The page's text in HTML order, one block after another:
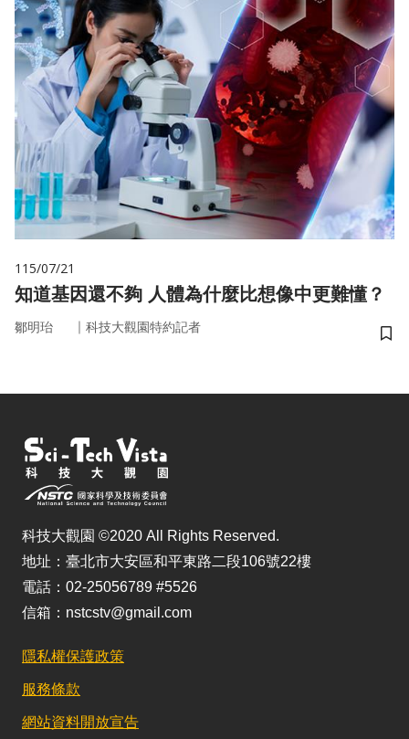
115/07/21
知道基因還不夠 人體為什麼比想像中更難懂？
鄒明珆 ｜ 科技大觀園特約記者
儲
科技大觀園 ©2020 All Rights Reserved.
地址：臺北市大安區和平東路二段106號22樓
電話：02-25056789 #5526
信箱：nstcstv@gmail.com
隱私權保護政策
服務條款
網站資料開放宣告